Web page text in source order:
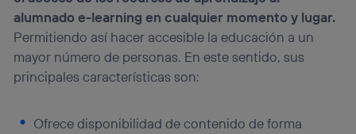
alumnado e-learning en cualquier momento y lugar.
Permitiendo así hacer accesible la educación a un
mayor número de personas. En este sentido, sus
principales características son:
Ofrece disponibilidad de contenido de forma